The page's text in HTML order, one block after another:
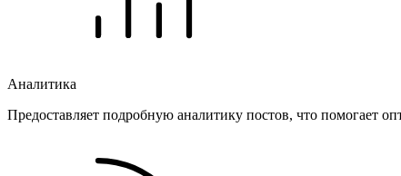
Аналитика
Предоставляет подробную аналитику постов, что помогает